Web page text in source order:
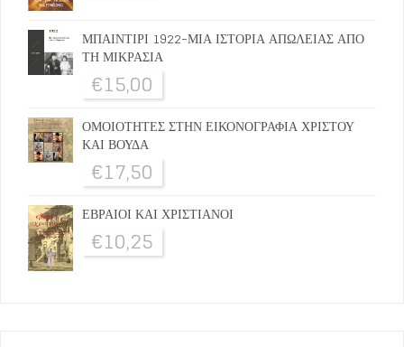
ΜΠΑΙΝΤΙΡΙ 1922-ΜΙΑ ΙΣΤΟΡΙΑ ΑΠΩΛΕΙΑΣ ΑΠΟ
ΤΗ ΜΙΚΡΑΣΙΑ
€15,00
ΟΜΟΙΟΤΗΤΕΣ ΣΤΗΝ ΕΙΚΟΝΟΓΡΑΦΙΑ ΧΡΙΣΤΟΥ
ΚΑΙ ΒΟΥΔΑ
€17,50
ΕΒΡΑΙΟΙ ΚΑΙ ΧΡΙΣΤΙΑΝΟΙ
€10,25